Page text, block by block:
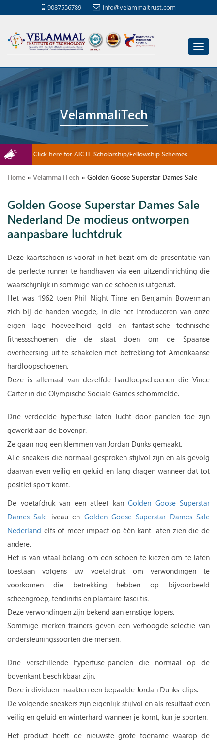
9087556789 info@velammaltrust.com
VelammaliTech
Click here for AICTE Scholarship/Fellowship Schemes
Home » VelammaliTech » Golden Goose Superstar Dames Sale
Nederland De modieus ontworpen aanpasbare luchtdruk
Golden Goose Superstar Dames Sale
Nederland De modieus ontworpen
aanpasbare luchtdruk
Deze kaartschoen is vooraf in het bezit om de presentatie van
de perfecte runner te handhaven via een uitzendinrichting die
waarschijnlijk in sommige van de schoen is uitgerust.
Het was 1962 toen Phil Night Time en Benjamin Bowerman
zich bij de handen voegde, in die het introduceren van onze
eigen lage hoeveelheid geld en fantastische technische
fitnessschoenen die de staat doen om de Spaanse
overheersing uit te schakelen met betrekking tot Amerikaanse
hardloopschoenen.
Deze is allemaal van dezelfde hardloopschoenen die Vince
Carter in die Olympische Sociale Games schommelde.
Drie verdeelde hyperfuse laten lucht door panelen toe zijn
gewerkt aan de bovenpr.
Ze gaan nog een klemmen van Jordan Dunks gemaakt.
Alle sneakers die normaal gesproken stijlvol zijn en als gevolg
daarvan even veilig en geluid en lang dragen wanneer dat tot
positief sport komt.
De voetafdruk van een atleet kan Golden Goose Superstar
Dames Sale iveau en Golden Goose Superstar Dames Sale
Nederland elfs of meer impact op één kant laten zien die de
andere.
Het is van vitaal belang om een ​​schoen te kiezen om te laten
toestaan ​​volgens uw voetafdruk om verwondingen te
voorkomen die betrekking hebben op bijvoorbeeld
scheengroep, tendinitis en plantaire fasciitis.
Deze verwondingen zijn bekend aan ernstige lopers.
Sommige merken trainers geven een verhoogde selectie van
ondersteuningssoorten die mensen.
Drie verschillende hyperfuse-panelen die normaal op de
bovenkant beschikbaar zijn.
Deze individuen maakten een bepaalde Jordan Dunks-clips.
De volgende sneakers zijn eigenlijk stijlvol en als resultaat even
veilig en geluid en winterhard wanneer je komt, kun je sporten.
Het product heeft de nieuwste grote toename waarop de